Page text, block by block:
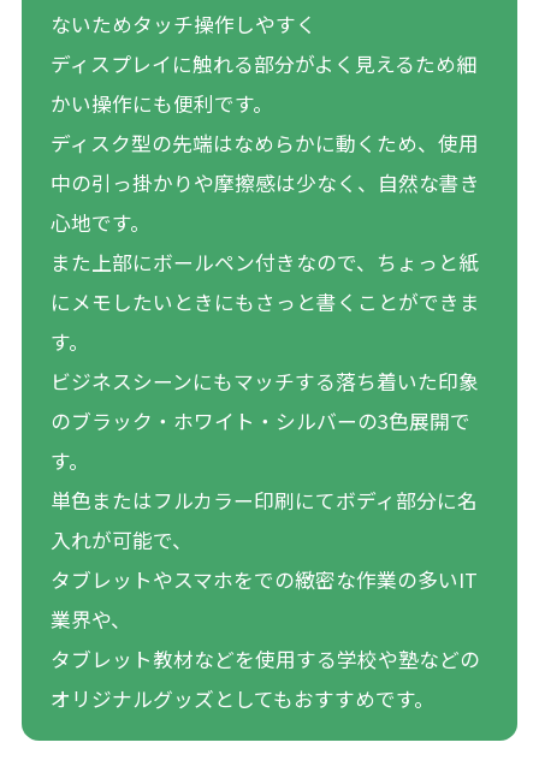
ないためタッチ操作しやすく
ディスプレイに触れる部分がよく見えるため細
かい操作にも便利です。
ディスク型の先端はなめらかに動くため、使用
中の引っ掛かりや摩擦感は少なく、自然な書き
心地です。
また上部にボールペン付きなので、ちょっと紙
にメモしたいときにもさっと書くことができま
す。
ビジネスシーンにもマッチする落ち着いた印象
のブラック・ホワイト・シルバーの3色展開で
す。
単色またはフルカラー印刷にてボディ部分に名
入れが可能で、
タブレットやスマホをでの緻密な作業の多いIT
業界や、
タブレット教材などを使用する学校や塾などの
オリジナルグッズとしてもおすすめです。